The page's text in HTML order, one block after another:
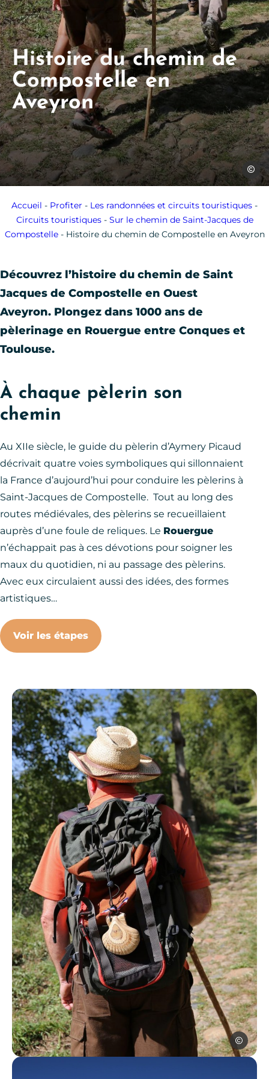
Histoire du chemin de
Compostelle en
Aveyron
Accueil - Profiter - Les randonnées et circuits touristiques -
Circuits touristiques- Sur le chemin de Saint-Jacques de
Compostelle- Histoire du chemin de Compostelle en Aveyron
Découvrez l’histoire du chemin de Saint
Jacques de Compostelle en Ouest
Aveyron. Plongez dans 1000 ans de
pèlerinage en Rouergue entre Conques et
Toulouse.
À chaque pèlerin son
chemin
Au XIIe siècle, le guide du pèlerin d’Aymery Picaud
décrivait quatre voies symboliques qui sillonnaient
la France d’aujourd’hui pour conduire les pèlerins à
Saint-Jacques de Compostelle. Tout au long des
routes médiévales, des pèlerins se recueillaient
auprès d’une foule de reliques. Le Rouergue
n’échappait pas à ces dévotions pour soigner les
maux du quotidien, ni au passage des pèlerins.
Avec eux circulaient aussi des idées, des formes
artistiques…
Voir les étapes
Sur les chemins de Saint-Jacques de Compostelle à